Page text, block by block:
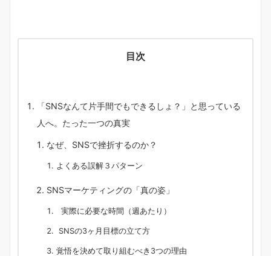
目次
「SNSなんて片手間でもできるしょ？」と思っている
人へ。たった一つの真実
なぜ、SNSで挫折するのか？
よくある誤解３パターン
SNSマーケティングの「真の姿」
実際に必要な時間（週あたり）
SNSの3ヶ月目標の立て方
覚悟を決めて取り組むべき3つの理由